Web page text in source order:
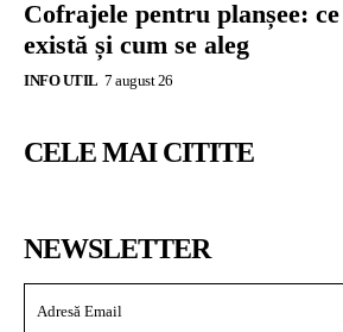
Cofrajele pentru planșee:
există și cum se aleg
INFO UTIL 7 august 26
CELE MAI CITITE
NEWSLETTER